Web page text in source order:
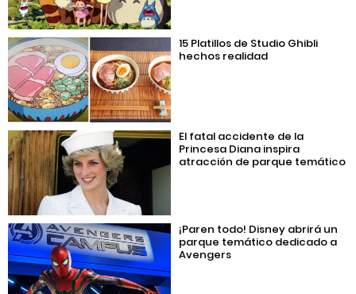
15 Platillos de Studio Ghibli
hechos realidad
El fatal accidente de la
Princesa Diana inspira
atracción de parque temático
¡Paren todo! Disney abrirá un
parque temático dedicado a
Avengers